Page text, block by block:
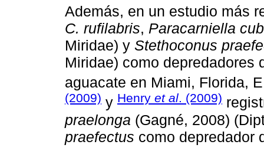
Además, en un estudio más
C. rufilabris, Paracarniella
Miridae) y Stethoconus
Miridae) como depredadores
aguacate en Miami, Florida,
(2009) y Henry et al. (2009)
praelonga (Gagné, 2008)
praefectus como depredador